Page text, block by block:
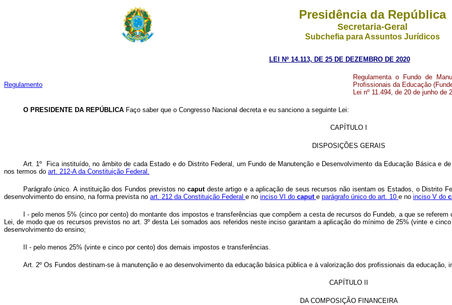
Presidência da República
Secretaria-Geral
Subchefia para Assuntos Jurídicos
LEI Nº 14.113, DE 25 DE DEZEMBRO DE 2020
Regulamento
Regulamenta o Fundo de
Profissionais da Educação
Lei nº 11.494, de 20 de junho de
O PRESIDENTE DA REPÚBLICA Faço saber que o Congresso Nacional decreta e eu sanciono a seguinte Lei:
CAPÍTULO I
DISPOSIÇÕES GERAIS
Art. 1º Fica instituído, no âmbito de cada Estado e do Distrito Federal, um Fundo de Manutenção e Desenvolvimento da Educação Básica e
nos termos do art. 212-A da Constituição Federal.
Parágrafo único. A instituição dos Fundos previstos nocaput deste artigo e a aplicação de seus recursos não isentam os Estados, o Distrito
desenvolvimento do ensino, na forma prevista no art. 212 da Constituição Federal e no inciso VI do caput e parágrafo único do art. 10 e no inciso V do
I - pelo menos 5% (cinco por cento) do montante dos impostos e transferências que compõem a cesta de recursos do Fundeb, a que se
Lei, de modo que os recursos previstos no art. 3º desta Lei somados aos referidos neste inciso garantam a aplicação do mínimo de 25% (vinte e
desenvolvimento do ensino;
II - pelo menos 25% (vinte e cinco por cento) dos demais impostos e transferências.
Art. 2º Os Fundos destinam-se à manutenção e ao desenvolvimento da educação básica pública e à valorização dos profissionais da
CAPÍTULO II
DA COMPOSIÇÃO FINANCEIRA